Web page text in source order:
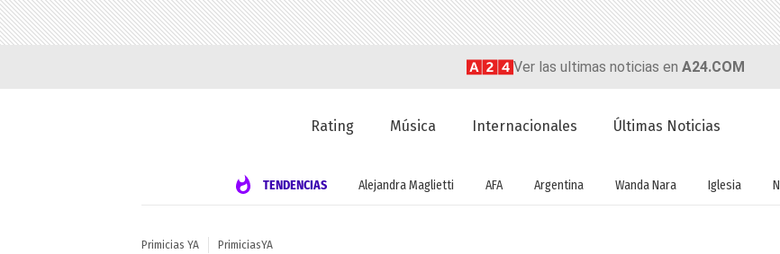
Ver las ultimas noticias en A24.COM
Rating Música Internacionales Últimas Noticias
TENDENCIAS Alejandra Maglietti AFA Argentina Wanda Nara Iglesia
Primicias YA PrimiciasYA